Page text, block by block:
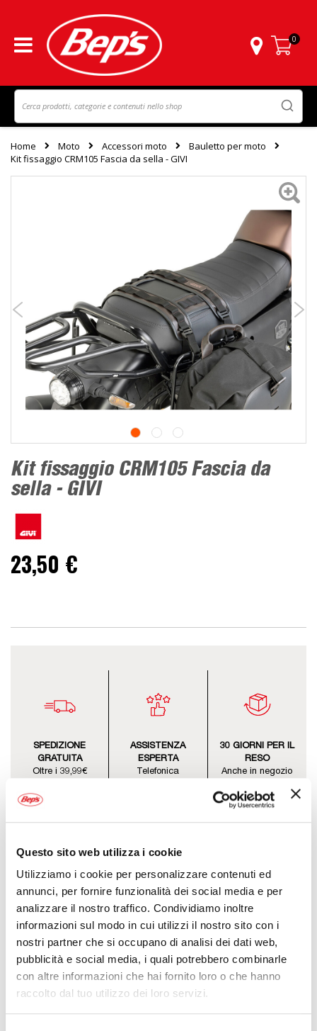
Questo sito web utilizza i cookie
Utilizziamo i cookie per personalizzare contenuti ed
annunci, per fornire funzionalità dei social media e per
analizzare il nostro traffico. Condividiamo inoltre
informazioni sul modo in cui utilizzi il nostro sito con i
nostri partner che si occupano di analisi dei dati web,
pubblicità e social media, i quali potrebbero combinarle
con altre informazioni che hai fornito loro o che hanno
raccolto dal tuo utilizzo dei loro servizi.
Carrello
0
Home Moto Accessori moto
Bauletto per moto
Kit fissaggio CRM105 Fascia da sella - GIVI
Kit fissaggio CRM105 Fascia da
sella - GIVI
23,50 €
SPEDIZIONE
GRATUITA
Oltre i 39,99€
ASSISTENZA
ESPERTA
Telefonica
30 GIORNI PER IL
RESO
Anche in negozio
Descrizione
Fascia da sella per il montaggio delle borse laterali Givi modello
CRM102 e CRM106. Permette il montaggio di una borsa singola
oppure di una coppia di borse laterali. Poliestere nero grana grossa
1200D W/R ad alta tenacità. PU color moro e nero. Asole per sistema
M.O.L.L.E. (aggancio rapido di derivazione militare). Dimensioni
35x22cm